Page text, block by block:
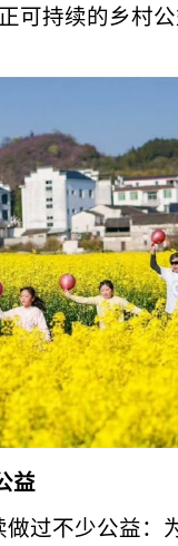
可持续的乡村
益
过不少公益：